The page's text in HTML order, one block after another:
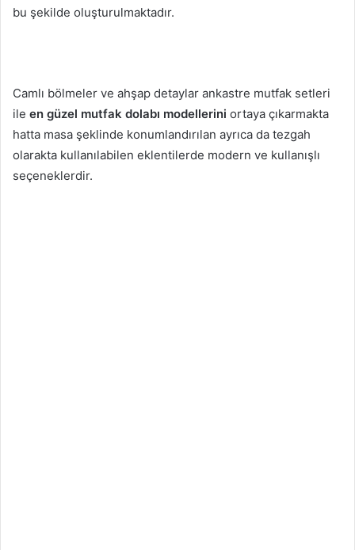
bu şekilde oluşturulmaktadır.
Camlı bölmeler ve ahşap detaylar ankastre mutfak setleri
ile en güzel mutfak dolabı modellerini ortaya çıkarmakta
hatta masa şeklinde konumlandırılan ayrıca da tezgah
olarakta kullanılabilen eklentilerde modern ve kullanışlı
seçeneklerdir.